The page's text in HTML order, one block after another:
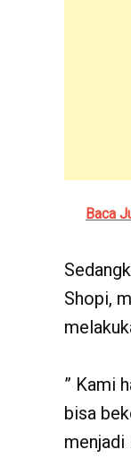
Baca
Shopi,
” Kami
bisa
menjadi